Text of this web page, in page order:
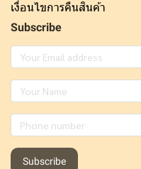
เงื่อนไขการคืนสินค้า
Subscribe
Subscribe